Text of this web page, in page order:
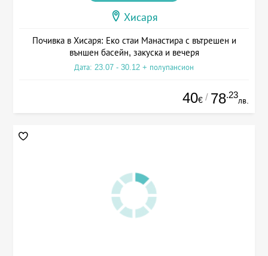
Хисаря
Почивка в Хисаря: Еко стаи Манастира с вътрешен и
външен басейн, закуска и вечеря
Дата: 23.07 - 30.12 + полупансион
40€ / 78.23
лв.